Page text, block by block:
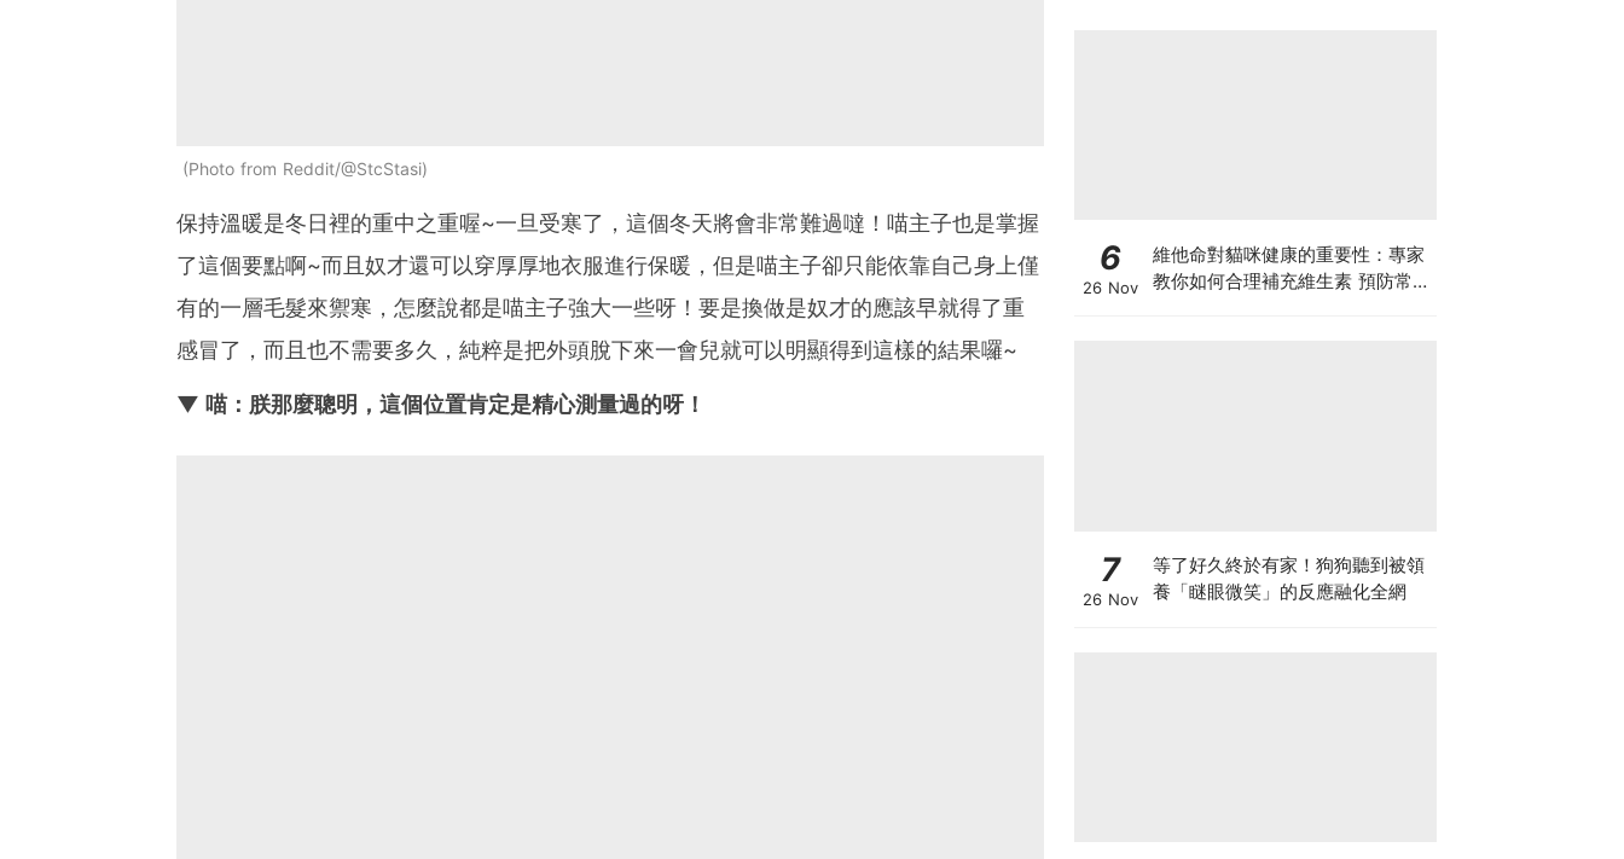
Photo from Reddit/@StcStasi
保持溫暖是冬日裡的重中之重喔~一旦受寒了，這個冬天將會非常難過噠！喵主子也是掌握
了這個要點啊~而且奴才還可以穿厚厚地衣服進行保暖，但是喵主子卻只能依靠自己身上僅
有的一層毛髮來禦寒，怎麼說都是喵主子強大一些呀！要是換做是奴才的應該早就得了重
感冒了，而且也不需要多久，純粹是把外頭脫下來一會兒就可以明顯得到這樣的結果囉~
▼ 喵：朕那麼聰明，這個位置肯定是精心測量過的呀！
6
26 Nov
維他命對貓咪健康的重要性：專家
教你如何合理補充維生素 預防常見
7
26 Nov
等了好久終於有家！狗狗聽到被領
養「瞇眼微笑」的反應融化全網